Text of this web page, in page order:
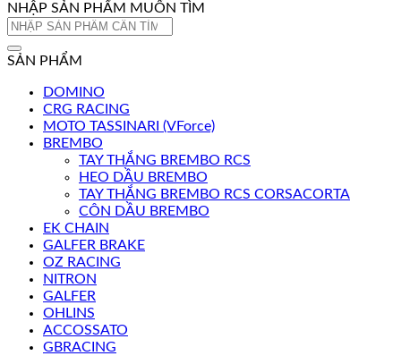
NHẬP SẢN PHẨM MUỐN TÌM
Tìm
SẢN PHẨM
DOMINO
CRG RACING
MOTO TASSINARI (VForce)
BREMBO
TAY THẮNG BREMBO RCS
HEO DẦU BREMBO
TAY THẮNG BREMBO RCS CORSACORTA
CÔN DẦU BREMBO
EK CHAIN
GALFER BRAKE
OZ RACING
NITRON
GALFER
OHLINS
ACCOSSATO
GBRACING